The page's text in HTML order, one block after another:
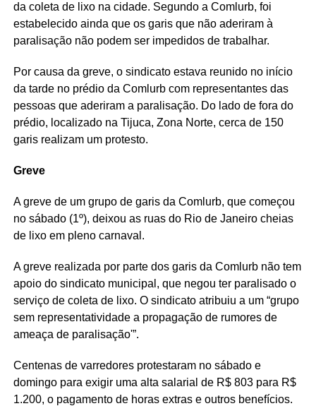
da coleta de lixo na cidade. Segundo a Comlurb, foi
estabelecido ainda que os garis que não aderiram à
paralisação não podem ser impedidos de trabalhar.
Por causa da greve, o sindicato estava reunido no início
da tarde no prédio da Comlurb com representantes das
pessoas que aderiram a paralisação. Do lado de fora do
prédio, localizado na Tijuca, Zona Norte, cerca de 150
garis realizam um protesto.
Greve
A greve de um grupo de garis da Comlurb, que começou
no sábado (1º), deixou as ruas do Rio de Janeiro cheias
de lixo em pleno carnaval.
A greve realizada por parte dos garis da Comlurb não tem
apoio do sindicato municipal, que negou ter paralisado o
serviço de coleta de lixo. O sindicato atribuiu a um “grupo
sem representatividade a propagação de rumores de
ameaça de paralisação'”.
Centenas de varredores protestaram no sábado e
domingo para exigir uma alta salarial de R$ 803 para R$
1.200, o pagamento de horas extras e outros benefícios.